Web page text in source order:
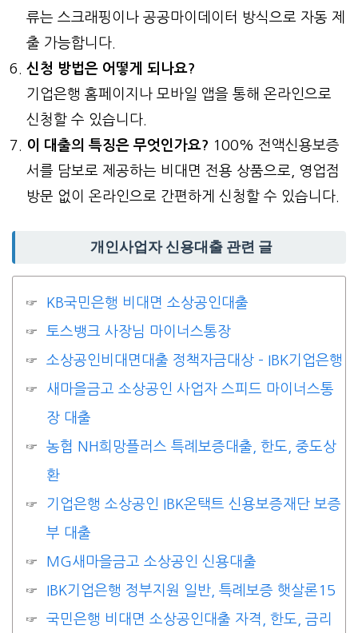
류는 스크래핑이나 공공마이데이터 방식으로 자동 제
출 가능합니다.
신청 방법은 어떻게 되나요?
기업은행 홈페이지나 모바일 앱을 통해 온라인으로
신청할 수 있습니다.
이 대출의 특징은 무엇인가요? 100% 전액신용보증
서를 담보로 제공하는 비대면 전용 상품으로, 영업점
방문 없이 온라인으로 간편하게 신청할 수 있습니다.
개인사업자 신용대출 관련 글
KB국민은행 비대면 소상공인대출
토스뱅크 사장님 마이너스통장
소상공인비대면대출 정책자금대상 – IBK기업은행
새마을금고 소상공인 사업자 스피드 마이너스통
장 대출
농협 NH희망플러스 특례보증대출, 한도, 중도상
환
기업은행 소상공인 IBK온택트 신용보증재단 보증
부 대출
MG새마을금고 소상공인 신용대출
IBK기업은행 정부지원 일반, 특례보증 햇살론15
국민은행 비대면 소상공인대출 자격, 한도, 금리